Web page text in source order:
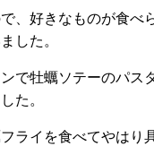
、好きなものが食べ
した。
で牡蠣ソテーのパス
た。
ライを食べてやはり